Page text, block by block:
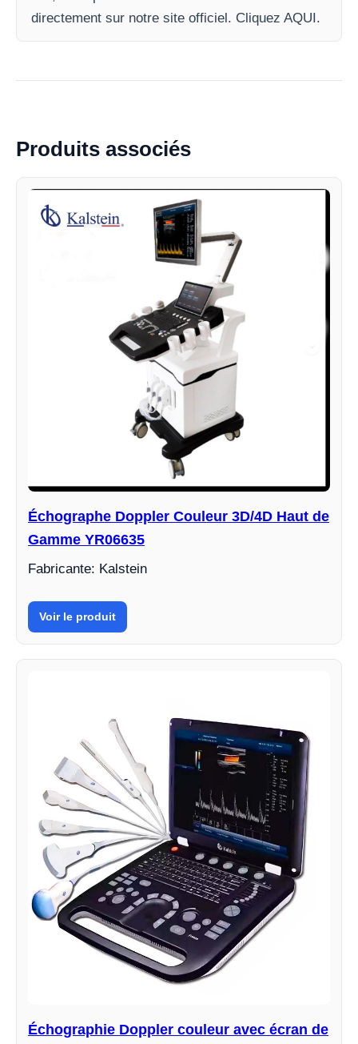
directement sur notre site officiel. Cliquez AQUI.
Produits associés
Échographe Doppler Couleur 3D/4D Haut de
Gamme YR06635
Fabricante: Kalstein
Voir le produit
Échographie Doppler couleur avec écran de